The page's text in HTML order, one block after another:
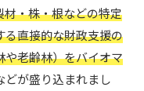
・株・根などの特定
る直接的な財政支援の
や老齢林）をバイオマ
どが盛り込まれまし